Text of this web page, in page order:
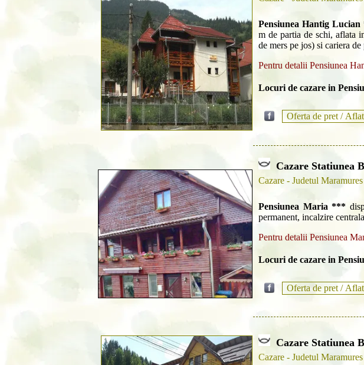
Pensiunea Hantig
m de partia de schi, aflata
de mers pe jos) si cariera de
Pentru detalii Pensiunea
Locuri de cazare in
Oferta de pret /
Cazare Statiunea
Cazare - Judetul Maramures
Pensiunea Maria ***
permanent, incalzire
Pentru detalii Pensiunea
Locuri de cazare in
Oferta de pret /
Cazare Statiunea
Cazare - Judetul Maramures